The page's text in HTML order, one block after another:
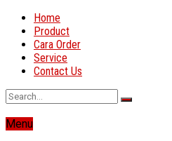
Home
Product
Cara Order
Service
Contact Us
Menu